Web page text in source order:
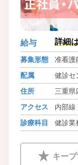
給与 詳細
募集形態
准看護
配属
健診セ
住所
三重県
アクセス
内部線
八王子
診療科目 健診業
キー